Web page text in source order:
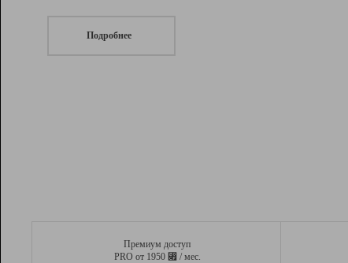
Подробнее
Премиум доступ
PRO от 1950 ⃏ / мес.